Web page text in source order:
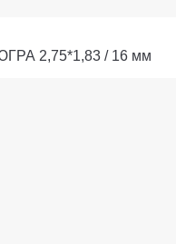
2,75*1,83 / 16 мм